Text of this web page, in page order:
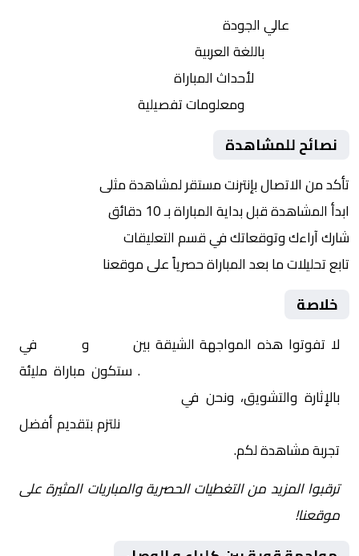
عالي الجودة
باللغة العربية
لأحداث المباراة
ومعلومات تفصيلية
نصائح للمشاهدة
تأكد من الاتصال بإنترنت مستقر لمشاهدة مثلى
ابدأ المشاهدة قبل بداية المباراة بـ 10 دقائق
شارك آراءك وتوقعاتك في قسم التعليقات
تابع تحليلات ما بعد المباراة حصرياً على موقعنا
خلاصة
لا تفوتوا هذه المواجهة الشيقة بين و
في
. ستكون مباراة مليئة
بالإثارة والتشويق، ونحن في
نلتزم بتقديم أفضل
تجربة مشاهدة لكم.
ترقبوا المزيد من التغطيات الحصرية والمباريات المثيرة على
موقعنا!